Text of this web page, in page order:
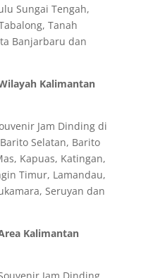
Sungai Tengah,
Tanah
Banjarbaru dan
Kalimantan
Jam Dinding di
Selatan, Barito
Kapuas, Katingan,
Timur, Lamandau,
Seruyan dan
Kalimantan
Jam Dinding